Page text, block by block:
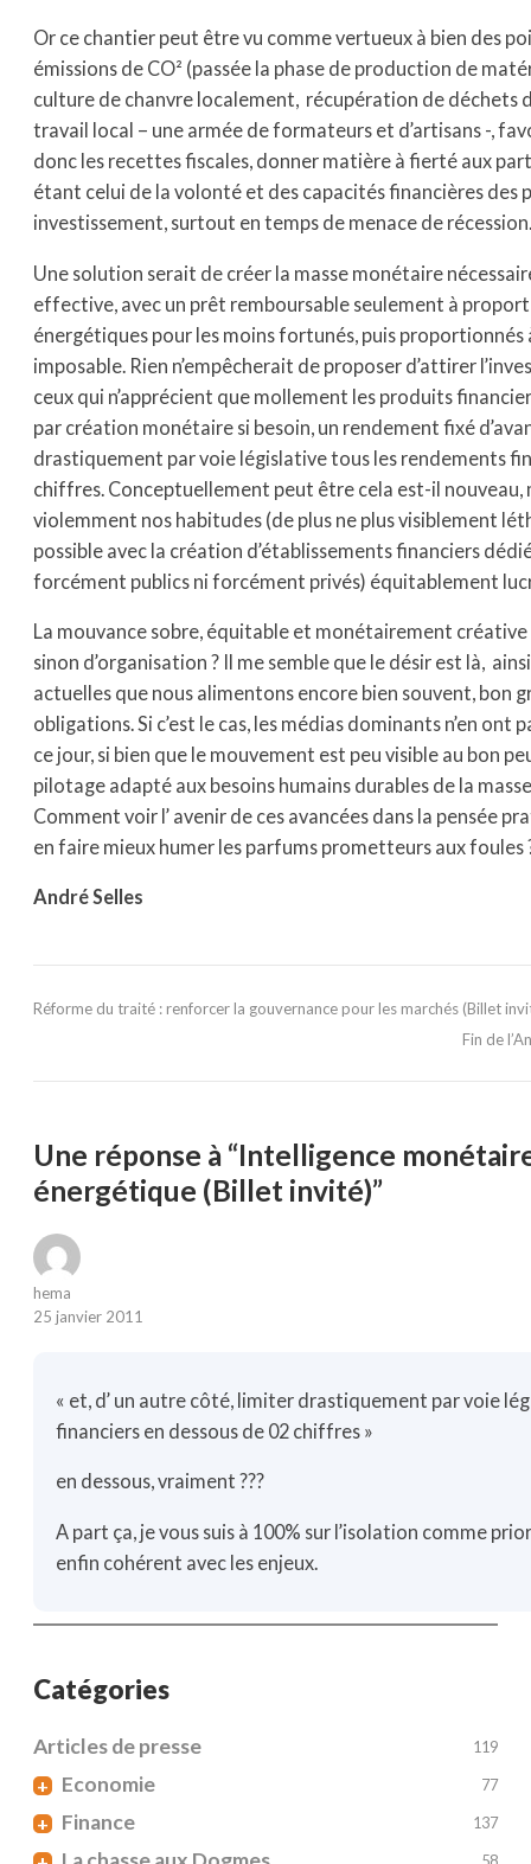
Or ce chantier peut être vu comme vertueux à bien des
émissions de CO² (passée la phase de production de
culture de chanvre localement, récupération de déchets
travail local – une armée de formateurs et d’artisans -,
donc les recettes fiscales, donner matière à fierté aux
étant celui de la volonté et des capacités financières des
investissement, surtout en temps de menace de récession.
Une solution serait de créer la masse monétaire
effective, avec un prêt remboursable seulement à
énergétiques pour les moins fortunés, puis
imposable. Rien n’empêcherait de proposer d’attirer
ceux qui n’apprécient que mollement les produits
par création monétaire si besoin, un rendement fixé
drastiquement par voie législative tous les rendements
chiffres. Conceptuellement peut être cela est-il nouveau,
violemment nos habitudes (de plus ne plus visiblement
possible avec la création d’établissements financiers
forcément publics ni forcément privés) équitablement
La mouvance sobre, équitable et monétairement créative
sinon d’organisation ? Il me semble que le désir est là,
actuelles que nous alimentons encore bien souvent, bon
obligations. Si c’est le cas, les médias dominants n’en
ce jour, si bien que le mouvement est peu visible au bon
pilotage adapté aux besoins humains durables de la
Comment voir l’ avenir de ces avancées dans la pensée
en faire mieux humer les parfums prometteurs aux foules
André Selles
Réforme du traité : renforcer la gouvernance pour les marchés (Billet
Fin de
Une réponse à “Intelligence
énergétique (Billet invité)”
hema
25 janvier 2011
« et, d’ un autre côté, limiter drastiquement par voie
financiers en dessous de 02 chiffres »
en dessous, vraiment ???
A part ça, je vous suis à 100% sur l’isolation comme
enfin cohérent avec les enjeux.
Catégories
Articles de presse 119
+ Economie 77
+ Finance 137
58